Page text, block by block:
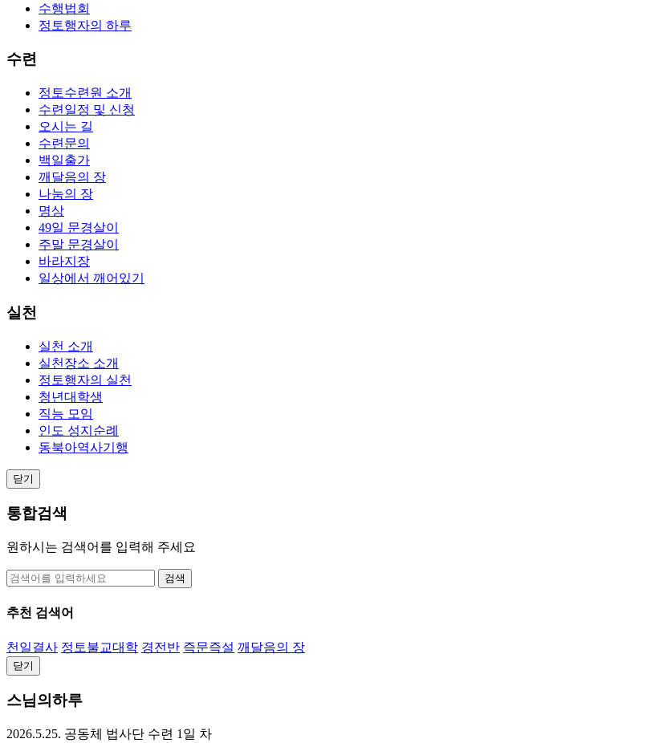
수행법회
정토행자의 하루
수련
정토수련원 소개
수련일정 및 신청
오시는 길
수련문의
백일출가
깨달음의 장
나눔의 장
명상
49일 문경살이
주말 문경살이
바라지장
일상에서 깨어있기
실천
실천 소개
실천장소 소개
정토행자의 실천
청년대학생
직능 모임
인도 성지순례
동북아역사기행
닫기
통합검색
원하시는 검색어를 입력해 주세요
검색
추천 검색어
천일결사 정토불교대학 경전반 즉문즉설 깨달음의 장
닫기
스님의하루
2026.5.25. 공동체 법사단 수련 1일 차